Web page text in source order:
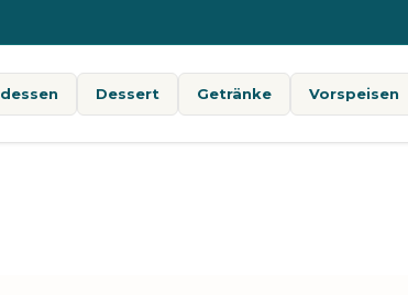
Dessert Getränke Vorspeisen